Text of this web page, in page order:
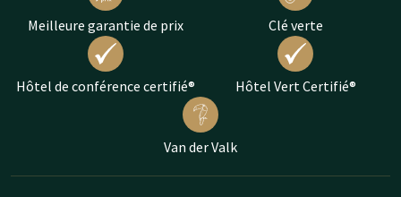
Meilleure garantie de prix Clé verte
Hôtel de conférence certifié® Hôtel Vert Certifié®
Van der Valk